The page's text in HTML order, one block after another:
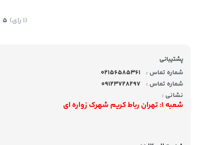
(1 رای)
5
پشتیبانی
شماره تماس :
02156585361
شماره تماس :
09123728297
نشانی :
شعبه 1: تهران رباط کریم شهرک زواره ای